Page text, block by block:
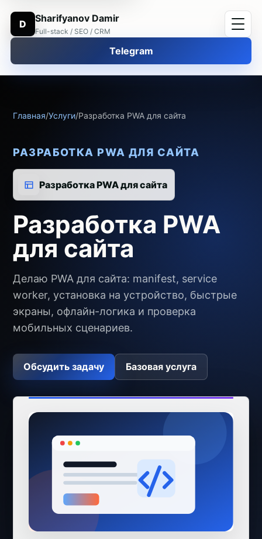
D Sharifyanov Damir
Full-stack / SEO / CRM
Telegram
Главная/Услуги/Разработка PWA для сайта
РАЗРАБОТКА PWA ДЛЯ САЙТА
Разработка PWA для сайта
Разработка PWA
для сайта
Делаю PWA для сайта: manifest, service
worker, установка на устройство, быстрые
экраны, офлайн-логика и проверка
мобильных сценариев.
Обсудить задачу Базовая услуга